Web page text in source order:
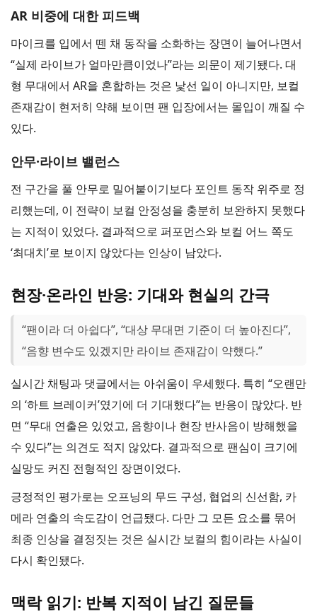
AR 비중에 대한 피드백
마이크를 입에서 뗀 채 동작을 소화하는 장면이 늘어나면서
“실제 라이브가 얼마만큼이었나”라는 의문이 제기됐다. 대
형 무대에서 AR을 혼합하는 것은 낯선 일이 아니지만, 보컬
존재감이 현저히 약해 보이면 팬 입장에서는 몰입이 깨질 수
있다.
안무·라이브 밸런스
전 구간을 풀 안무로 밀어붙이기보다 포인트 동작 위주로 정
리했는데, 이 전략이 보컬 안정성을 충분히 보완하지 못했다
는 지적이 있었다. 결과적으로 퍼포먼스와 보컬 어느 쪽도
‘최대치’로 보이지 않았다는 인상이 남았다.
현장·온라인 반응: 기대와 현실의 간극
“팬이라 더 아쉽다”, “대상 무대면 기준이 더 높아진다”,
“음향 변수도 있겠지만 라이브 존재감이 약했다.”
실시간 채팅과 댓글에서는 아쉬움이 우세했다. 특히 “오랜만
의 ‘하트 브레이커’였기에 더 기대했다”는 반응이 많았다. 반
면 “무대 연출은 있었고, 음향이나 현장 반사음이 방해했을
수 있다”는 의견도 적지 않았다. 결과적으로 팬심이 크기에
실망도 커진 전형적인 장면이었다.
긍정적인 평가로는 오프닝의 무드 구성, 협업의 신선함, 카
메라 연출의 속도감이 언급됐다. 다만 그 모든 요소를 묶어
최종 인상을 결정짓는 것은 실시간 보컬의 힘이라는 사실이
다시 확인됐다.
맥락 읽기: 반복 지적이 남긴 질문들